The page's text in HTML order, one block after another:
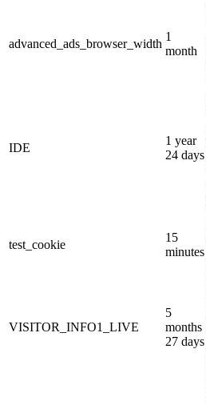
advanced_ads_browser_width
1
month
IDE
1 year
24 days
test_cookie
15
minutes
VISITOR_INFO1_LIVE
5
months
27 days